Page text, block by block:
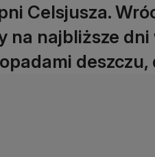
Celsjusza.
na najbliższe